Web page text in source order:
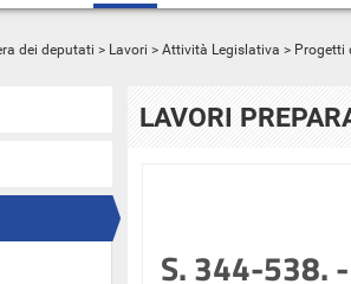
dei deputati > Lavori > Attività Legislativa > Progetti
LAVORI
S. 344-538.